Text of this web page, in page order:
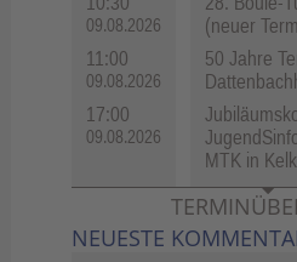
09.08.2026
(neuer
11:00
09.08.2026
50 Jahre
17:00
09.08.2026
MTK in
NEUESTE